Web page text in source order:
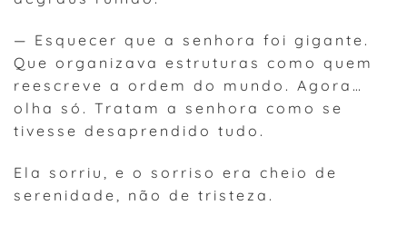
— Esquecer que a senhora foi gigante.
Que organizava estruturas como quem
reescreve a ordem do mundo. Agora…
olha só. Tratam a senhora como se
tivesse desaprendido tudo.
Ela sorriu, e o sorriso era cheio de
serenidade, não de tristeza.